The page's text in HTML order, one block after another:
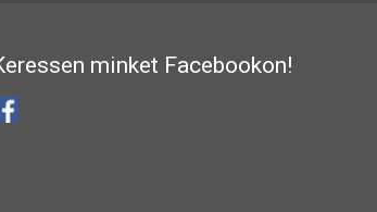
minket Facebookon!